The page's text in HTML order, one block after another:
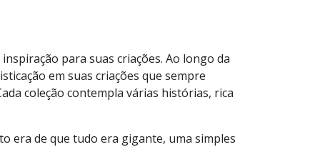
para suas criações. Ao longo da
em suas criações que sempre
coleção contempla várias histórias, rica
era de que tudo era gigante, uma simples